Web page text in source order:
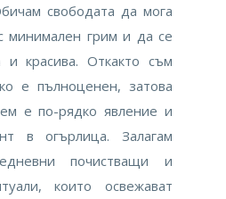
свободата да мога
минимален грим и да се
и красива. Откакто съм
е пълноценен, затова
е по-рядко явление и
в огърлица. Залагам
почистващи и
които освежават